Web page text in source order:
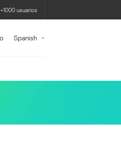
+1000 usuarios
Spanish